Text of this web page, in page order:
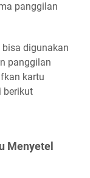
panggilan
digunakan
panggilan
kartu
berikut
Menyetel